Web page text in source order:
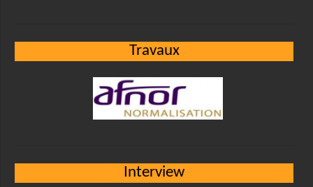
Travaux
Interview